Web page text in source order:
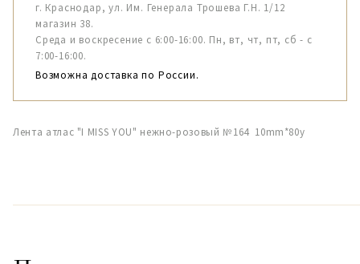
г. Краснодар, ул. Им. Генерала Трошева Г.Н. 1/12
магазин 38.
Среда и воскресение с 6:00-16:00. Пн, вт, чт, пт, сб - с
7:00-16:00.
Возможна доставка по России.
Лента атлас "I MISS YOU" нежно-розовый №164 10mm*80y